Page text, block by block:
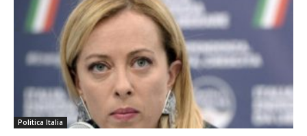
Politica Italia